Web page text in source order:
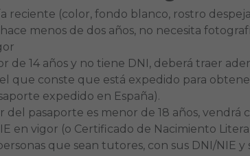
reciente (color, fondo blanco, rostro
menos de dos años, no necesita
de 14 años y no tiene DNI, deberá traer
que conste que está expedido para
expedido en España).
del pasaporte es menor de 18 años, vendrá
en vigor (o Certificado de Nacimiento
que sean tutores, con sus DNI/NIE